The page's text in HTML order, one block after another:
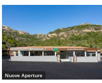
Nuove Aperture